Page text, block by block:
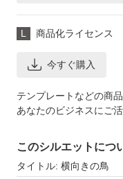
L 商品化ライセンス
今すぐ購入
テンプレートなどの商
あなたのビジネスにご活
このシルエットにつ
タイトル: 横向きの鳥